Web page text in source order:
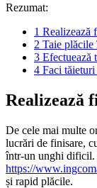
Rezumat:
1 Realizează
2 Taie plăcile
3 Efectuează
4 Faci
Realizează
De cele mai multe
lucrări de finisare,
într-un unghi dificil.
https://
și rapid plăcile.